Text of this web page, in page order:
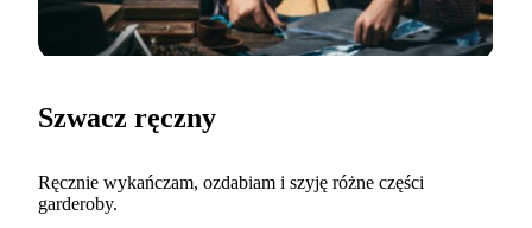
Szwacz ręczny
Ręcznie wykańczam, ozdabiam i szyję różne części
garderoby.